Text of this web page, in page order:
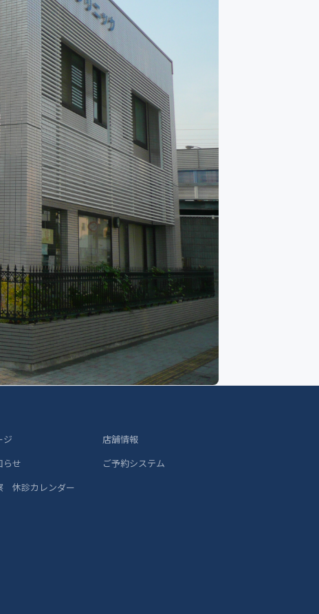
ジ
らせ
休診カレンダー
店舗情報
ご予約システム